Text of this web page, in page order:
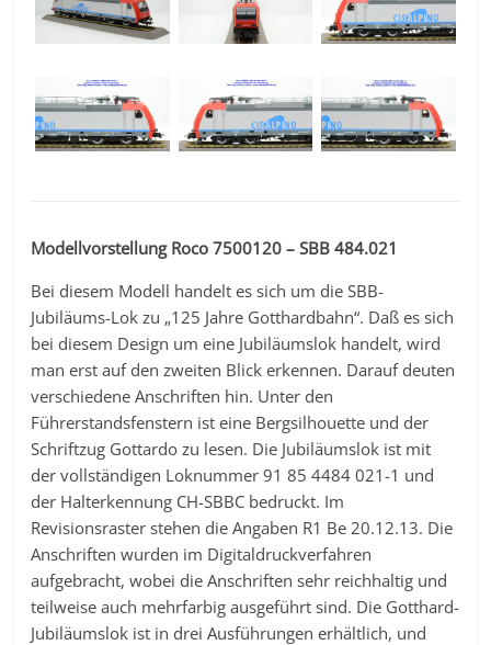
Modellvorstellung Roco 7500120 – SBB 484.021
Bei diesem Modell handelt es sich um die SBB-
Jubiläums-Lok zu „125 Jahre Gotthardbahn“. Daß es sich
bei diesem Design um eine Jubiläumslok handelt, wird
man erst auf den zweiten Blick erkennen. Darauf deuten
verschiedene Anschriften hin. Unter den
Führerstandsfenstern ist eine Bergsilhouette und der
Schriftzug Gottardo zu lesen. Die Jubiläumslok ist mit
der vollständigen Loknummer 91 85 4484 021-1 und
der Halterkennung CH-SBBC bedruckt. Im
Revisionsraster stehen die Angaben R1 Be 20.12.13. Die
Anschriften wurden im Digitaldruckverfahren
aufgebracht, wobei die Anschriften sehr reichhaltig und
teilweise auch mehrfarbig ausgeführt sind. Die Gotthard-
Jubiläumslok ist in drei Ausführungen erhältlich, und